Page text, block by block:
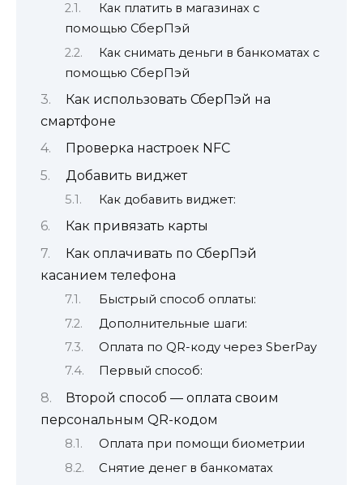
Как платить в магазинах с
помощью СберПэй
Как снимать деньги в банкоматах с
помощью СберПэй
Как использовать СберПэй на
смартфоне
Проверка настроек NFC
Добавить виджет
Как добавить виджет:
Как привязать карты
Как оплачивать по СберПэй
касанием телефона
Быстрый способ оплаты:
Дополнительные шаги:
Оплата по QR-коду через SberPay
Первый способ:
Второй способ — оплата своим
персональным QR-кодом
Оплата при помощи биометрии
Снятие денег в банкоматах